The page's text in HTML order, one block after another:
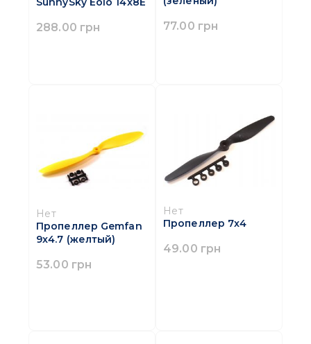
288.00 грн 77.00 грн
Нет
Пропеллер Gemfan
9x4.7 (желтый)
53.00 грн
Нет
Пропеллер 7x4
49.00 грн